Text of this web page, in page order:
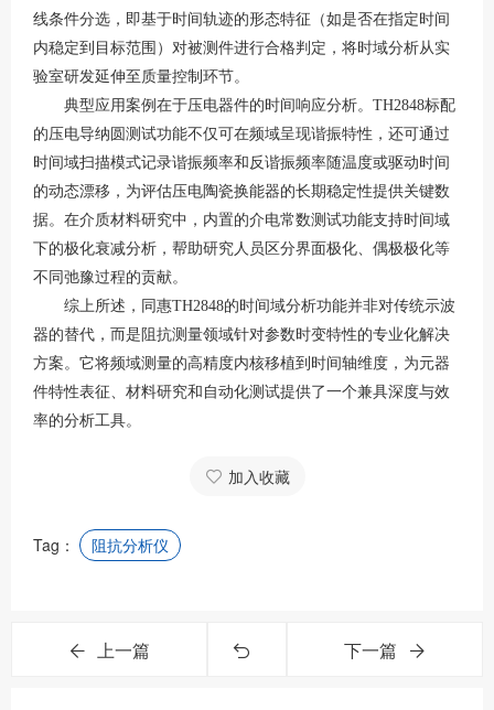
线条件分选，即基于时间轨迹的形态特征（如是否在指定时间
内稳定到目标范围）对被测件进行合格判定，将时域分析从实
验室研发延伸至质量控制环节。
典型应用案例在于压电器件的时间响应分析。 TH2848标配
的压电导纳圆测试功能不仅可在频域呈现谐振特性，还可通过
时间域扫描模式记录谐振频率和反谐振频率随温度或驱动时间
的动态漂移，为评估压电陶瓷换能器的长期稳定性提供关键数
据。在介质材料研究中，内置的介电常数测试功能支持时间域
下的极化衰减分析，帮助研究人员区分界面极化、偶极极化等
不同弛豫过程的贡献。
综上所述，同惠TH2848的时间域分析功能并非对传统示波
器的替代，而是阻抗测量领域针对参数时变特性的专业化解决
方案。它将频域测量的高精度内核移植到时间轴维度，为元器
件特性表征、材料研究和自动化测试提供了一个兼具深度与效
率的分析工具。
加入收藏
Tag： 阻抗分析仪
上一篇 下一篇